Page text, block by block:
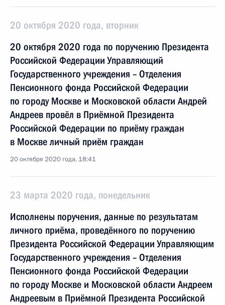
20 октября 2020 года, вторник
20 октября 2020 года по поручению Президента
Российской Федерации Управляющий
Государственного учреждения – Отделения
Пенсионного фонда Российской Федерации
по городу Москве и Московской области Андрей
Андреев провёл в Приёмной Президента
Российской Федерации по приёму граждан
в Москве личный приём граждан
20 октября 2020 года, 18:41
23 марта 2020 года, понедельник
Исполнены поручения, данные по результатам
личного приёма, проведённого по поручению
Президента Российской Федерации Управляющим
Государственного учреждения – Отделения
Пенсионного фонда Российской Федерации
по городу Москве и Московской области Андреем
Андреевым в Приёмной Президента Российской